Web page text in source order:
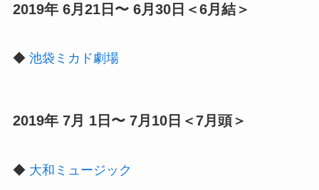
2019年 6月21日〜 6月30日＜6月結＞
◆ 池袋ミカド劇場
2019年 7月 1日〜 7月10日＜7月頭＞
◆ 大和ミュージック